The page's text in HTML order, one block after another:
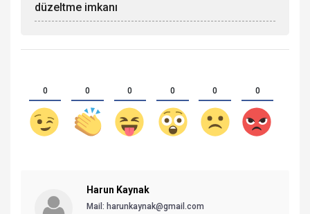
düzeltme imkanı
0 0 0 0 0 0
Harun Kaynak
Mail: harunkaynak@gmail.com